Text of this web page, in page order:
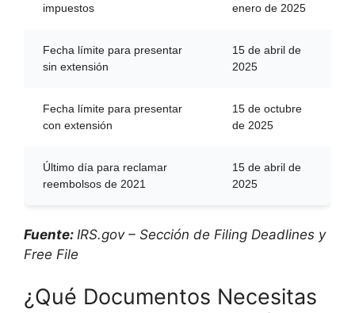
impuestos
enero de 2025
Fecha límite para presentar
sin extensión
15 de abril de
2025
Fecha límite para presentar
con extensión
15 de octubre
de 2025
Último día para reclamar
reembolsos de 2021
15 de abril de
2025
Fuente: IRS.gov – Sección de Filing Deadlines y
Free File
¿Qué Documentos Necesitas